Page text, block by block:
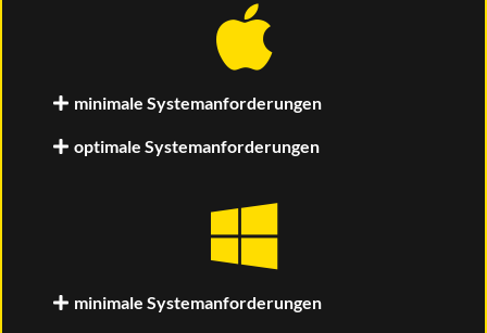
minimale Systemanforderungen
optimale Systemanforderungen
minimale Systemanforderungen